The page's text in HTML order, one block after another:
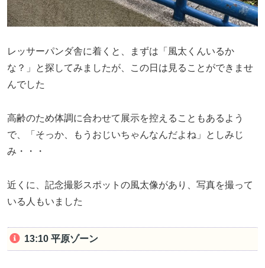
レッサーパンダ舎に着くと、まずは「風太くんいるか
な？」と探してみましたが、この日は見ることができませ
んでした
高齢のため体調に合わせて展示を控えることもあるよう
で、「そっか、もうおじいちゃんなんだよね」としみじ
み・・・
近くに、記念撮影スポットの風太像があり、写真を撮って
いる人もいました
13:10 平原ゾーン